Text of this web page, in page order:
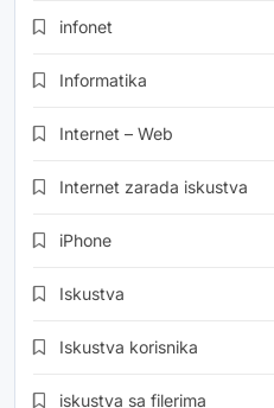
infonet
Informatika
Internet – Web
Internet zarada iskustva
iPhone
Iskustva
Iskustva korisnika
iskustva sa filerima